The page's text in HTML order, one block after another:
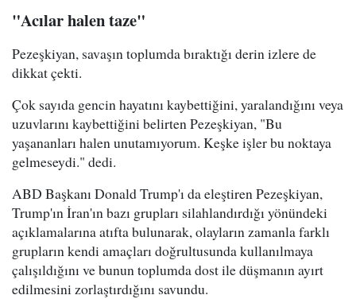
"Acılar halen taze"
Pezeşkiyan, savaşın toplumda bıraktığı derin izlere de
dikkat çekti.
Çok sayıda gencin hayatını kaybettiğini, yaralandığını veya
uzuvlarını kaybettiğini belirten Pezeşkiyan, "Bu
yaşananları halen unutamıyorum. Keşke işler bu noktaya
gelmeseydi." dedi.
ABD Başkanı Donald Trump'ı da eleştiren Pezeşkiyan,
Trump'ın İran'ın bazı grupları silahlandırdığı yönündeki
açıklamalarına atıfta bulunarak, olayların zamanla farklı
grupların kendi amaçları doğrultusunda kullanılmaya
çalışıldığını ve bunun toplumda dost ile düşmanın ayırt
edilmesini zorlaştırdığını savundu.